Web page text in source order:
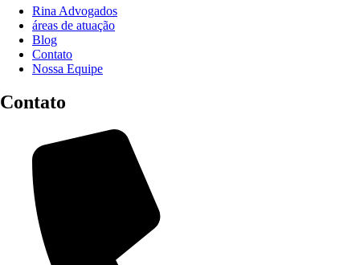
Rina Advogados
áreas de atuação
Blog
Contato
Nossa Equipe
Contato